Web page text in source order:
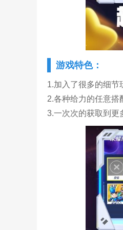
游戏特色：
1.加入了很多的细节
2.各种给力的任意搭
3.一次次的获取到更